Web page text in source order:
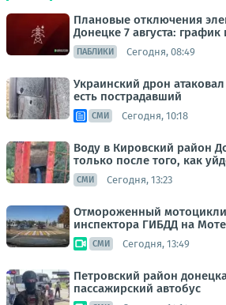
Плановые отключения
Донецке 7 августа:
ПАБЛИКИ Сегодня, 08:49
Украинский дрон
есть пострадавший
СМИ Сегодня, 10:18
Воду в Кировский район
только после того, как
СМИ Сегодня, 13:23
Отмороженный
инспектора ГИБДД на
СМИ Сегодня, 13:49
Петровский район
пассажирский автобус